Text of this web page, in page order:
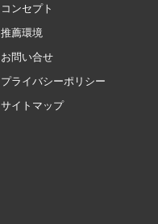
コンセプト
推薦環境
お問い合せ
プライバシーポリシー
サイトマップ